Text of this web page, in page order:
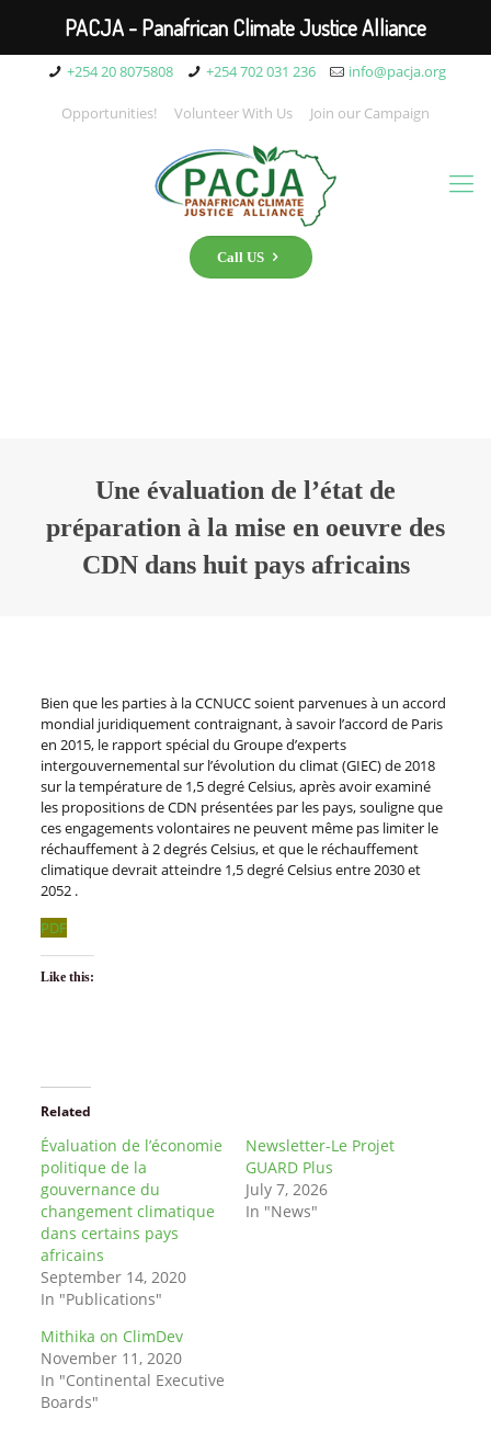
+254 20 8075808 +254 702 031 236 info@pacja.org
Opportunities! Volunteer With Us Join our Campaign
Call US
Une évaluation de l’état de
préparation à la mise en oeuvre des
CDN dans huit pays africains
Bien que les parties à la CCNUCC soient parvenues à un accord
mondial juridiquement contraignant, à savoir l’accord de Paris
en 2015, le rapport spécial du Groupe d’experts
intergouvernemental sur l’évolution du climat (GIEC) de 2018
sur la température de 1,5 degré Celsius, après avoir examiné
les propositions de CDN présentées par les pays, souligne que
ces engagements volontaires ne peuvent même pas limiter le
réchauffement à 2 degrés Celsius, et que le réchauffement
climatique devrait atteindre 1,5 degré Celsius entre 2030 et
2052 .
PDF
Like this:
Related
Évaluation de l’économie
politique de la
gouvernance du
changement climatique
dans certains pays
africains
September 14, 2020
In "Publications"
Newsletter-Le Projet
GUARD Plus
July 7, 2026
In "News"
Mithika on ClimDev
November 11, 2020
In "Continental Executive
Boards"
PACJA - Panafrican Climate Justice Alliance